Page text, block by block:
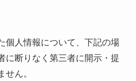
個人情報について、下記の場
に断りなく第三者に開示・提
せん。